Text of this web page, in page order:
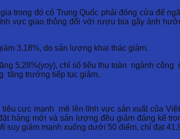
trong đó có Trung Quốc phải đóng cửa để
vực giao thông đối với rượu bia gây ảnh
3,18%, do sản lượng khai thác giảm.
5,28%(yoy), chỉ số tiêu thụ toàn ngành
tăng trưởng tiếp tục giảm.
cực mạnh mẽ lên lĩnh vực sản xuất của
hàng mới và sản lượng đều giảm đáng kể
giảm mạnh xuống dưới 50 điểm, chỉ đạt